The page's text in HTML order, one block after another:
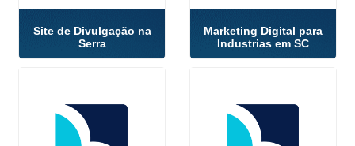
Site de Divulgação na
Serra
Marketing Digital para
Industrias em SC